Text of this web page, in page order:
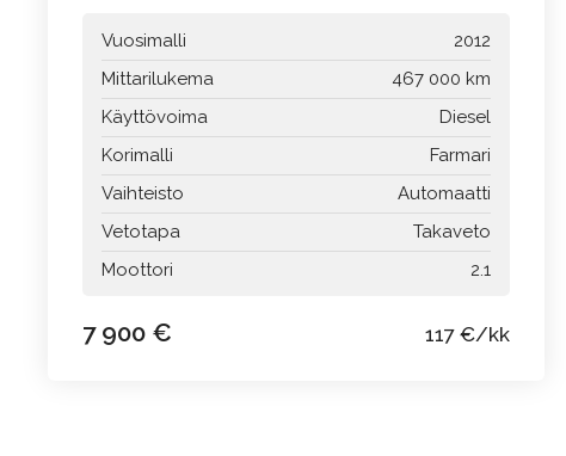
Vuosimalli
2012
Mittarilukema
467 000 km
Käyttövoima
Diesel
Korimalli
Farmari
Vaihteisto
Automaatti
Vetotapa
Takaveto
Moottori
2.1
7 900 € 117 €/kk